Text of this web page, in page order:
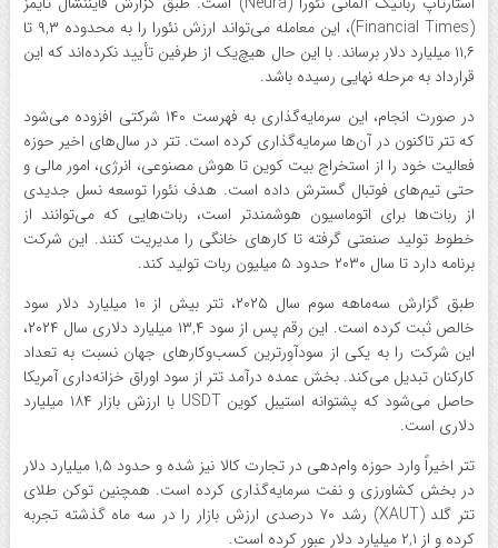
(Financial Times)، این معامله می‌تواند ارزش نئورا را به محدوده ۹,۳ تا
۱۱,۶ میلیارد دلار برساند. با این حال هیچ‌یک از طرفین تأیید نکرده‌اند که این
قرارداد به مرحله نهایی رسیده باشد.
در صورت انجام، این سرمایه‌گذاری به فهرست ۱۴۰ شرکتی افزوده می‌شود
که تتر تاکنون در آن‌ها سرمایه‌گذاری کرده است. تتر در سال‌های اخیر حوزه
فعالیت خود را از استخراج بیت‌ کوین تا هوش مصنوعی، انرژی، امور مالی و
حتی تیم‌های فوتبال گسترش داده است. هدف نئورا توسعه نسل جدیدی
از ربات‌ها برای اتوماسیون هوشمندتر است، ربات‌هایی که می‌توانند از
خطوط تولید صنعتی گرفته تا کارهای خانگی را مدیریت کنند. این شرکت
برنامه دارد تا سال ۲۰۳۰ حدود ۵ میلیون ربات تولید کند.
طبق گزارش سه‌ماهه سوم سال ۲۰۲۵، تتر بیش از ۱۰ میلیارد دلار سود
خالص ثبت کرده است. این رقم پس از سود ۱۳,۴ میلیارد دلاری سال ۲۰۲۴،
این شرکت را به یکی از سودآورترین کسب‌وکارهای جهان نسبت به تعداد
کارکنان تبدیل می‌کند. بخش عمده درآمد تتر از سود اوراق خزانه‌داری آمریکا
حاصل می‌شود که پشتوانه استیبل‌ کوین USDT با ارزش بازار ۱۸۴ میلیارد
دلاری است.
تتر اخیراً وارد حوزه وام‌دهی در تجارت کالا نیز شده و حدود ۱,۵ میلیارد دلار
در بخش کشاورزی و نفت سرمایه‌گذاری کرده است. همچنین توکن طلای
تتر گلد (XAUT) رشد ۷۰ درصدی ارزش بازار را در سه ماه گذشته تجربه
کرده و از ۲,۱ میلیارد دلار عبور کرده است.